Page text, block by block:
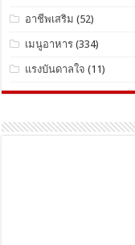
อาชีพเสริม (52)
เมนูอาหาร (334)
แรงบันดาลใจ (11)